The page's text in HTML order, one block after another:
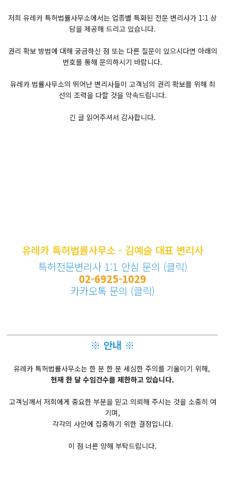
저희 유레카 특허법률사무소에서는 업종별 특화된 전문 변리사가 1:1 상
담을 제공해 드리고 있습니다.
권리 확보 방법에 대해 궁금하신 점 또는 다른 질문이 있으시다면 아래의
번호를 통해 문의하시기 바랍니다.
유레카 법률사무소의 뛰어난 변리사들이 고객님의 권리 확보를 위해 최
선의 조력을 다할 것을 약속드립니다.
긴 글 읽어주셔서 감사합니다.
유레카 특허법률사무소 - 김예슬 대표 변리사
특허전문변리사 1:1 안심 문의 (클릭)
02-6925-1029
카카오톡 문의 (클릭)
※ 안내 ※
유레카 특허법률사무소는 한 분 한 분 세심한 주의를 기울이기 위해,
현재 한 달 수임건수를 제한하고 있습니다.
고객님께서 저희에게 중요한 부분을 믿고 의뢰해 주시는 것을 소중히 여
기며,
각각의 사안에 집중하기 위한 결정입니다.
이 점 너른 양해 부탁드립니다.